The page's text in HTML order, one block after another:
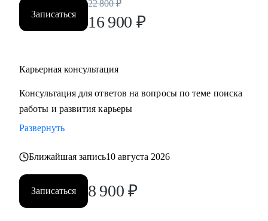
плыть по течению, но не знаете с чего начать ;)
глубокой экспертизы и использования в работе различных
Записаться
22 800 ₽
16 900 ₽
Карьерная консультация
Консультация для ответов на вопросы по теме поиска
работы и развития карьеры
Развернуть
Ближайшая запись10 августа 2026
Записаться 8 900 ₽